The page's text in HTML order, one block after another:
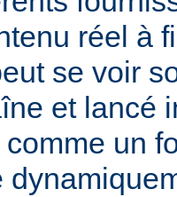
réel à
se voir
et lancé
un